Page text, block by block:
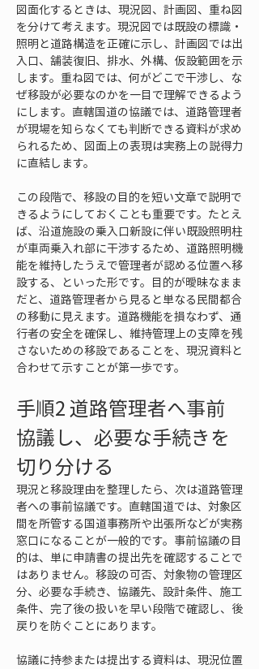
図面化するときは、現況図、計画図、重ね図
を分けて考えます。現況図では既設の標識・
照明と道路構造を正確に示し、計画図では出
入口、舗装復旧、排水、外構、仮設範囲を示
します。重ね図では、何がどこで干渉し、な
ぜ移設が必要なのかを一目で理解できるよう
にします。直轄国道の協議では、道路管理者
が現場を知らなくても判断できる資料が求め
られるため、図面上の表現は実務上の説得力
に直結します。
この段階で、移設の目的を短い文章で説明で
きるようにしておくことも重要です。たとえ
ば、沿道施設の乗入口新設に伴い既設照明柱
が車両乗入れ部に干渉するため、道路照明機
能を維持したうえで管理者が認める位置へ移
設する、といった形です。目的が曖昧なまま
だと、道路管理者から見ると単なる民間都合
の移動に見えます。道路機能を損なわず、通
行者の安全を確保し、維持管理上の支障を残
さないための移設であることを、現況資料と
合わせて示すことが第一歩です。
手順2 道路管理者へ事前
協議し、必要な手続きを
切り分ける
現況と移設理由を整理したら、次は道路管理
者への事前協議です。直轄国道では、対象区
間を所管する国道事務所や出張所などが実務
窓口になることが一般的です。事前協議の目
的は、単に申請書の提出先を確認することで
はありません。移設の可否、対象物の管理区
分、必要な手続き、協議先、設計条件、施工
条件、完了後の扱いを早い段階で確認し、後
戻りを防ぐことにあります。
協議に持参または提出する資料は、現況位置